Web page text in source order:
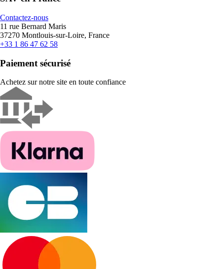
Contactez-nous
11 rue Bernard Maris
37270 Montlouis-sur-Loire, France
+33 1 86 47 62 58
Paiement sécurisé
Achetez sur notre site en toute confiance